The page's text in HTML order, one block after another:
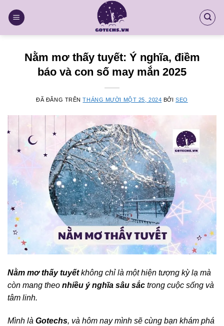
đến
Nằm mơ thấy tuyết: Ý nghĩa, điềm
báo và con số may mắn 2025
ĐÃ ĐĂNG TRÊNTHÁNG MƯỜI MỘT 25, 2024 BỞISEO
Nằm mơ thấy tuyếtkhông chỉ là một hiện tượng kỳ lạ mà
còn mang theo nhiều ý nghĩa sâu sắc trong cuộc sống và
tâm linh.
Mình là Gotechs, và hôm nay mình sẽ cùng bạn khám phá